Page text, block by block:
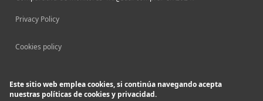
Privacy Policy
Cookies policy
Este sitio web emplea cookies, si continúa navegando acepta
nuestras políticas de cookies y privacidad.